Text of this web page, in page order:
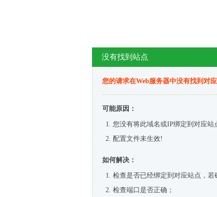
没有找到站点
您的请求在Web服务器中没有找到对
可能原因：
您没有将此域名或IP绑定到对应站
配置文件未生效!
如何解决：
检查是否已经绑定到对应站点，
检查端口是否正确；